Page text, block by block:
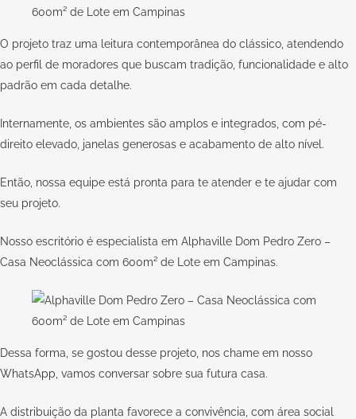
O projeto traz uma leitura contemporânea do clássico, atendendo
ao perfil de moradores que buscam tradição, funcionalidade e alto
padrão em cada detalhe.
Internamente, os ambientes são amplos e integrados, com pé-
direito elevado, janelas generosas e acabamento de alto nível.
Então, nossa equipe está pronta para te atender e te ajudar com
seu projeto.
Nosso escritório é especialista em Alphaville Dom Pedro Zero –
Casa Neoclássica com 600m² de Lote em Campinas.
Dessa forma, se gostou desse projeto, nos chame em nosso
WhatsApp, vamos conversar sobre sua futura casa.
A distribuição da planta favorece a convivência, com área social